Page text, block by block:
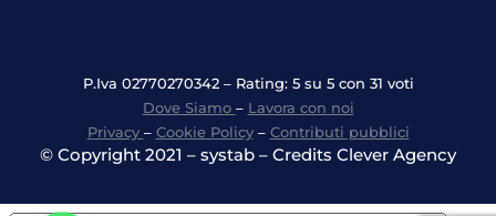
P.Iva 02770270342 – Rating: 5 su 5 con 31 voti
Dove Siamo – Lavora con noi
Privacy – Cookie Policy– Contributi pubblici
© Copyright 2021 – systab – Credits Clever Agency